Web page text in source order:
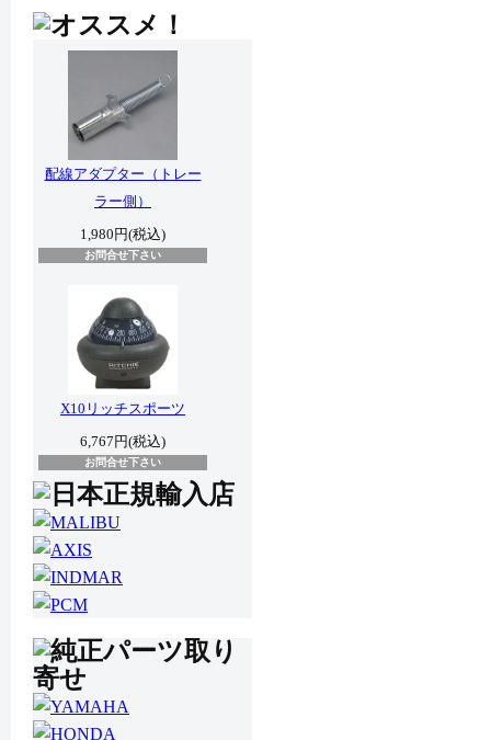
配線アダプター（トレー
ラー側）
1,980円(税込)
お問合せ下さい
X10リッチスポーツ
6,767円(税込)
お問合せ下さい